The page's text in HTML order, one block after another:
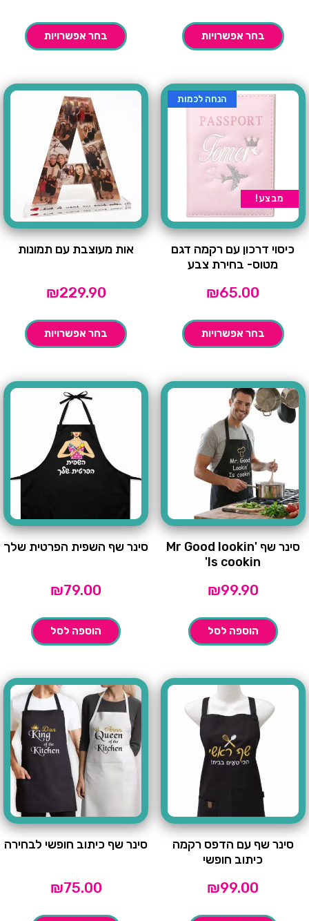
בחר אפשרויות בחר אפשרויות
מבצע!
הנחה לכמות
כיסוי דרכון עם רקמה דגם
מטוס- בחירת צבע
₪65.00
בחר אפשרויות
אות מעוצבת עם תמונות
₪229.90
בחר אפשרויות
סינר שף Mr Good lookin'
Is cookin'
₪99.90
הוספה לסל
סינר שף השפית הפרטית שלך
₪79.00
הוספה לסל
סינר שף עם הדפס רקמה
כיתוב חופשי
₪99.00
סינר שף כיתוב חופשי לבחירה
₪75.00